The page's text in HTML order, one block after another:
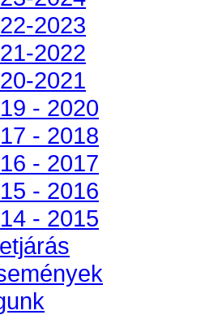
2023
2022
2021
- 2020
- 2018
- 2017
- 2016
- 2015